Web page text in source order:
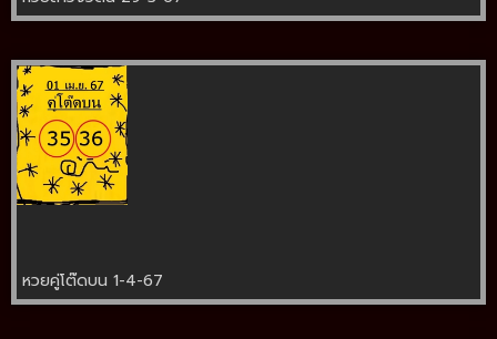
หวยคู่โต๊ดบน 1-4-67